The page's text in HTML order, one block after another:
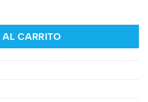
OU "Vertice" (Natural) cantidad
CARRITO